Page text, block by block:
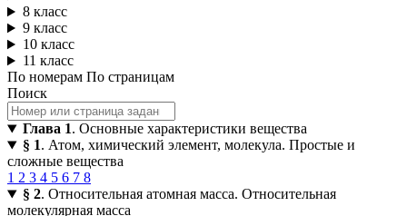
8 класс
9 класс
10 класс
11 класс
По номерам По страницам
Поиск
Глава 1. Основные характеристики вещества
§ 1. Атом, химический элемент, молекула. Простые и
сложные вещества
1 2 3 4 5 6 7 8
§ 2. Относительная атомная масса. Относительная
молекулярная масса